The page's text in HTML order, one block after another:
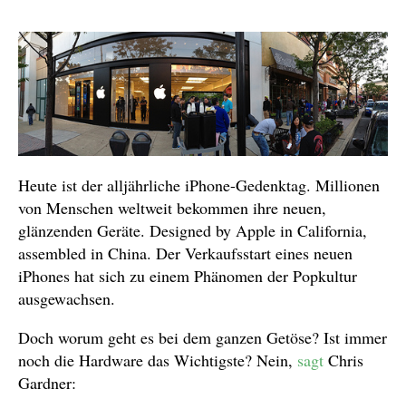
Heute ist der alljährliche iPhone-Gedenktag. Millionen
von Menschen weltweit bekommen ihre neuen,
glänzenden Geräte. Designed by Apple in California,
assembled in China. Der Verkaufsstart eines neuen
iPhones hat sich zu einem Phänomen der Popkultur
ausgewachsen.
Doch worum geht es bei dem ganzen Getöse? Ist immer
noch die Hardware das Wichtigste? Nein, sagt Chris
Gardner: